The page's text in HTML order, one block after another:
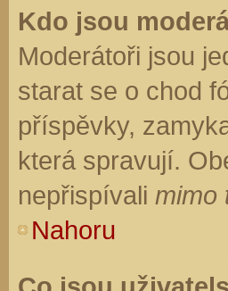
Kdo jsou
Moderátoři jsou
starat se o chod
příspěvky,
která spravují.
nepřispívali mimo
Nahoru